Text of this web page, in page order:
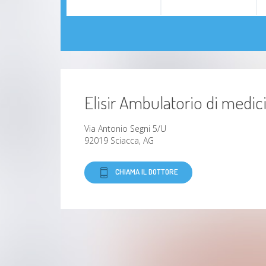
Elisir Ambulatorio di
Via Antonio Segni 5/U
92019 Sciacca, AG
CHIAMA IL DOTTORE